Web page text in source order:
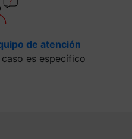
de atención
es específico